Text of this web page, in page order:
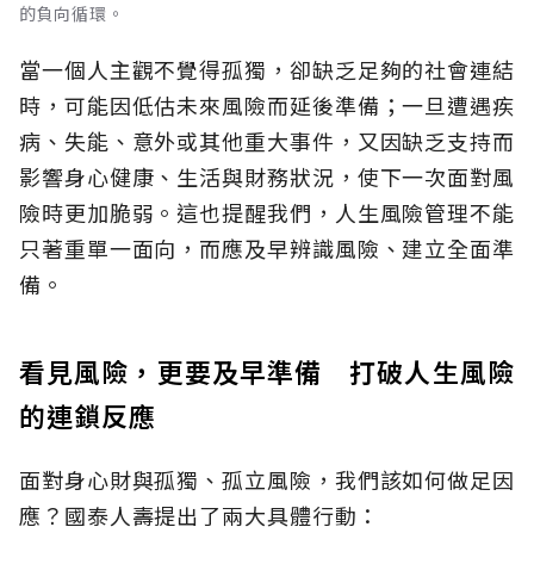
的負向循環。
當一個人主觀不覺得孤獨，卻缺乏足夠的社會連結
時，可能因低估未來風險而延後準備；一旦遭遇疾
病、失能、意外或其他重大事件，又因缺乏支持而
影響身心健康、生活與財務狀況，使下一次面對風
險時更加脆弱。這也提醒我們，人生風險管理不能
只著重單一面向，而應及早辨識風險、建立全面準
備。
看見風險，更要及早準備 打破人生風險
的連鎖反應
面對身心財與孤獨、孤立風險，我們該如何做足因
應？國泰人壽提出了兩大具體行動：